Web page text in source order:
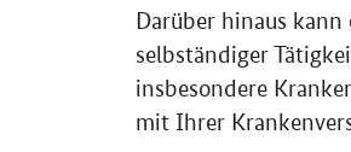
Darüber hinaus kann
selbständiger
insbesondere
mit Ihrer